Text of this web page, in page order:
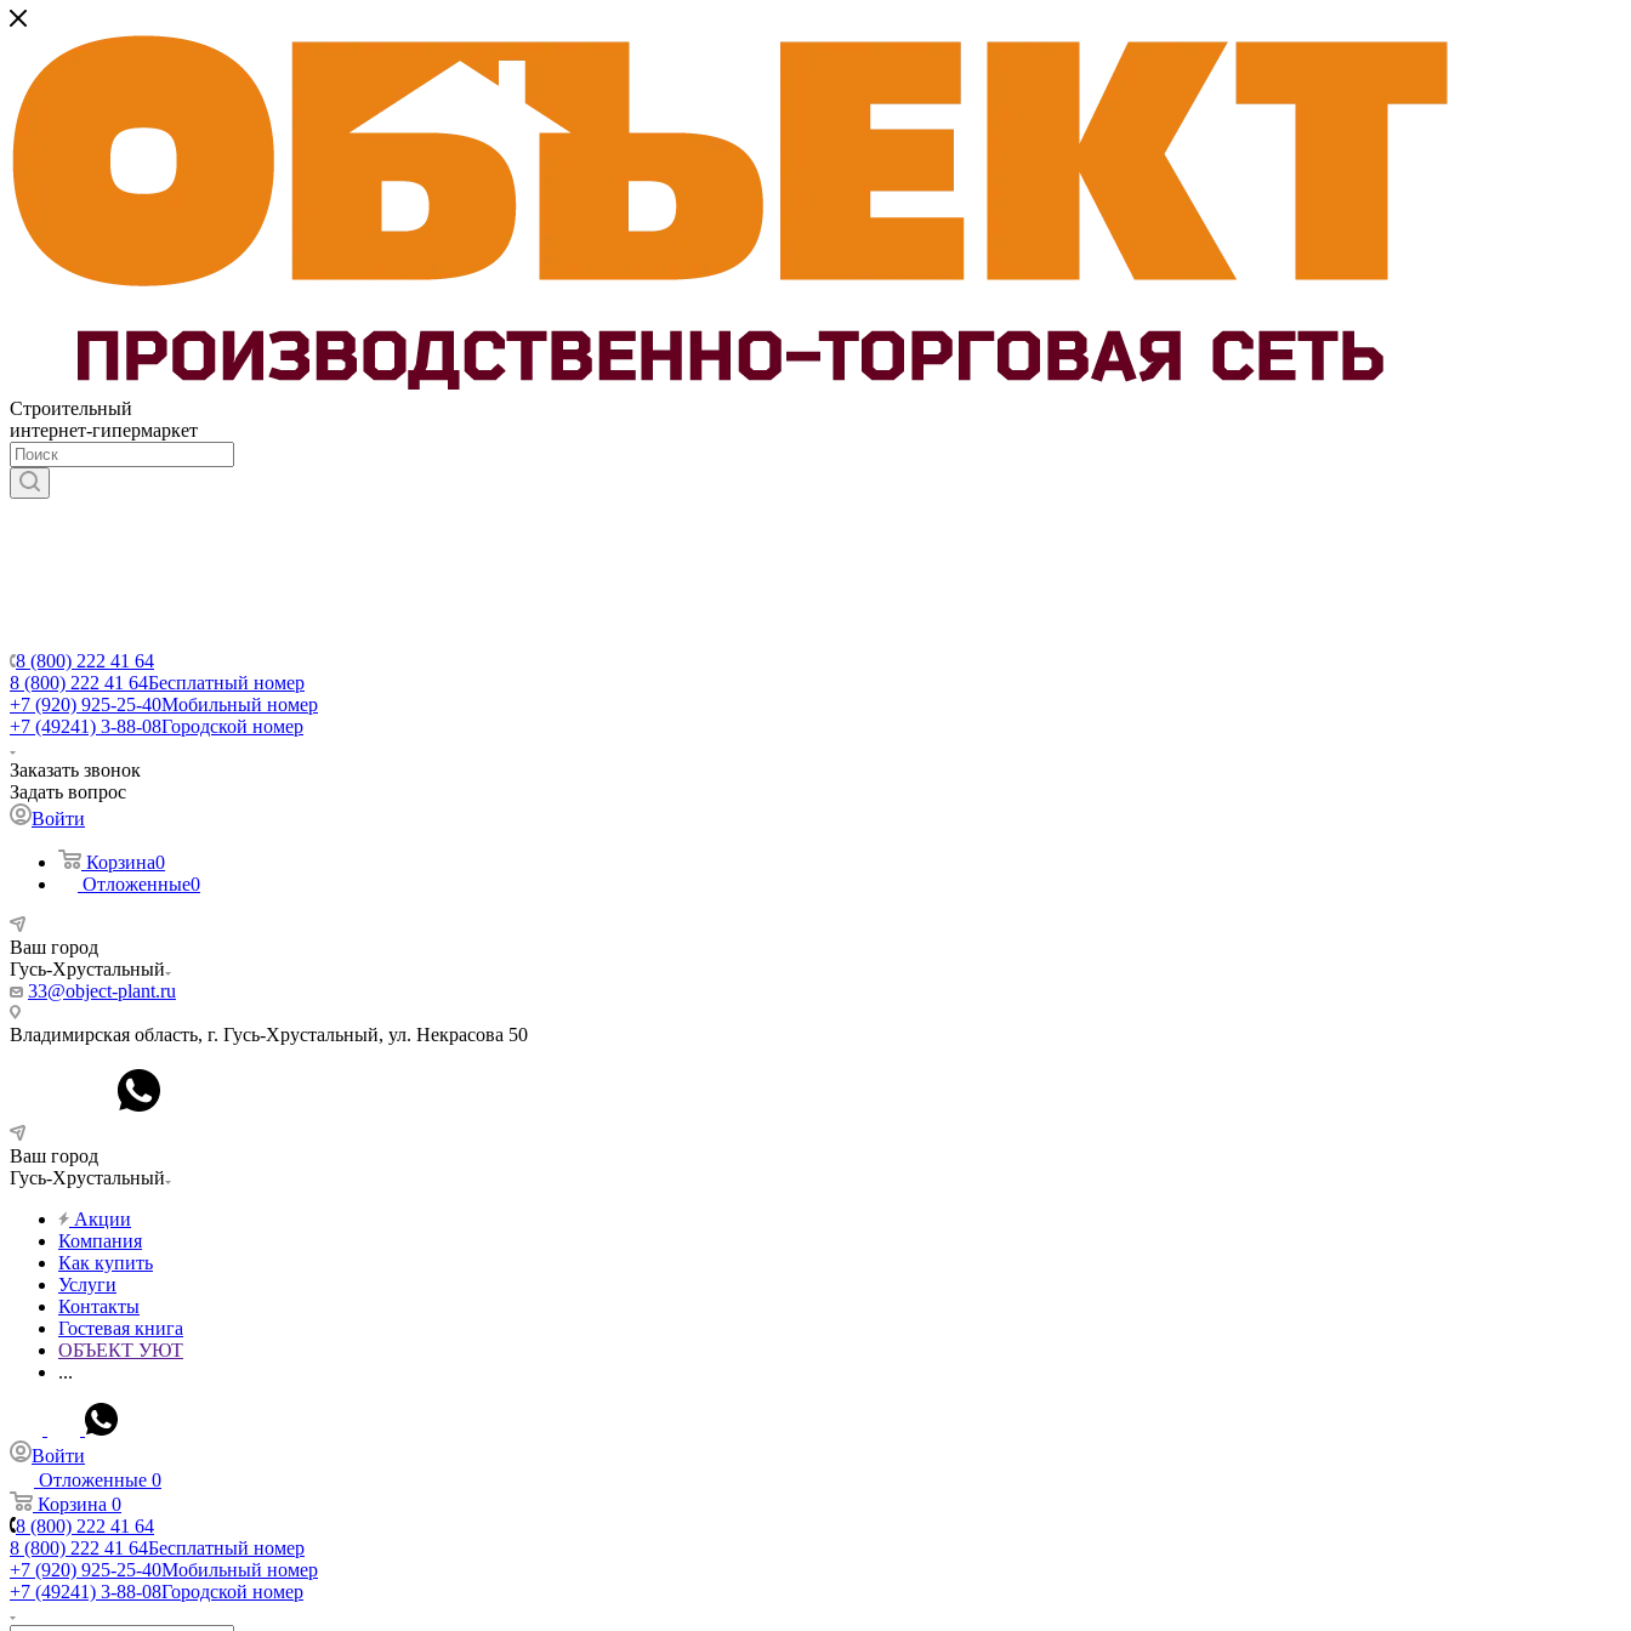
Строительный
интернет-гипермаркет
8 (800) 222 41 64
8 (800) 222 41 64Бесплатный номер
+7 (920) 925-25-40Мобильный номер
+7 (49241) 3-88-08Городской номер
Заказать звонок
Задать вопрос
Войти
Корзина0
Отложенные0
Ваш город
Гусь-Хрустальный
33@object-plant.ru
Владимирская область, г. Гусь-Хрустальный, ул. Некрасова 50
Ваш город
Гусь-Хрустальный
Акции
Компания
Как купить
Услуги
Контакты
Гостевая книга
ОБЪЕКТ УЮТ
...
Войти
Отложенные 0
Корзина 0
8 (800) 222 41 64
8 (800) 222 41 64Бесплатный номер
+7 (920) 925-25-40Мобильный номер
+7 (49241) 3-88-08Городской номер